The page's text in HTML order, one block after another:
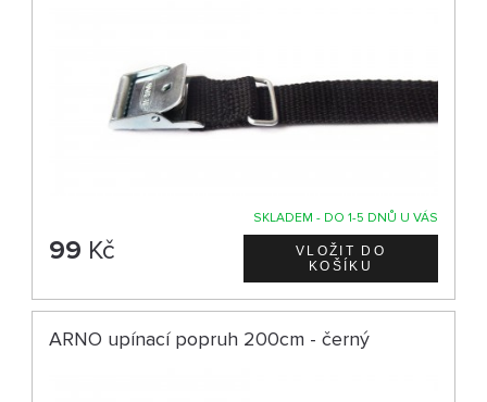
SKLADEM - DO 1-5 DNŮ U VÁS
99 Kč
ARNO upínací popruh 200cm - černý